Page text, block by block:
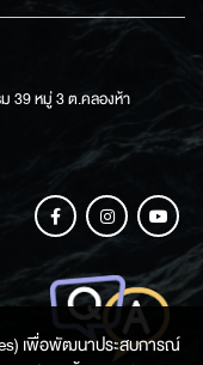
39 หมู่ 3 ต.คลองห้า
เพื่อพัฒนาประสบการณ์